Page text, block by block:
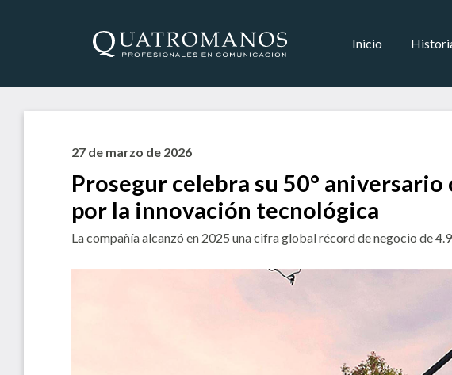
Inicio
27 de marzo de 2026
Prosegur celebra su 50°
por la innovación tecnológica
La compañía alcanzó en 2025 una cifra global récord de negocio de